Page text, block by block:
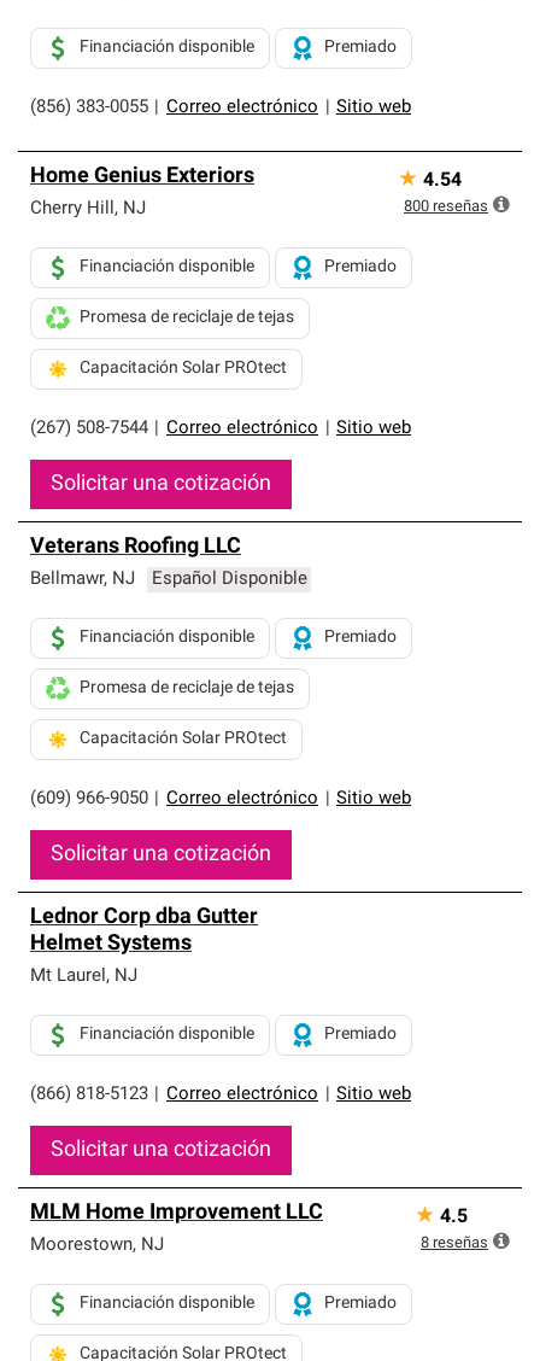
(856) 383-0055 Correo electrónico Sitio web
Financiación disponible Premiado
Home Genius Exteriors
Cherry Hill, NJ
(267) 508-7544 Correo electrónico Sitio web
Financiación disponible Premiado
Promesa de reciclaje de tejas
Capacitación Solar PROtect
Solicitar una cotización
★ 4.54
800 reseñas
Veterans Roofing LLC
Bellmawr, NJ Español Disponible
(609) 966-9050 Correo electrónico Sitio web
Financiación disponible Premiado
Promesa de reciclaje de tejas
Capacitación Solar PROtect
Solicitar una cotización
Lednor Corp dba Gutter
Helmet Systems
Mt Laurel, NJ
(866) 818-5123 Correo electrónico Sitio web
Financiación disponible Premiado
Solicitar una cotización
MLM Home Improvement LLC
Moorestown, NJ
Financiación disponible Premiado
Capacitación Solar PROtect
★ 4.5
8 reseñas